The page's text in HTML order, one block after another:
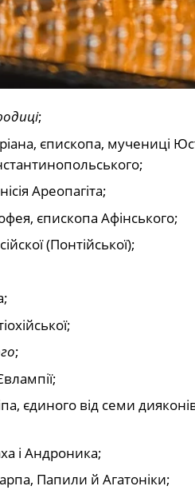
;
єпископа, мучениці
Ареопагіта;
єпископа Афінського;
(Понтійської);
;
єдиного від семи
і Андроника;
Папили й Агатоніки;